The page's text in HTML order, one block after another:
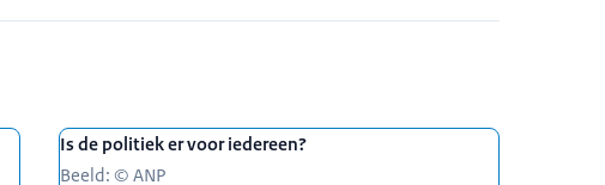
Is de politiek er voor iedereen?
Beeld: © ANP